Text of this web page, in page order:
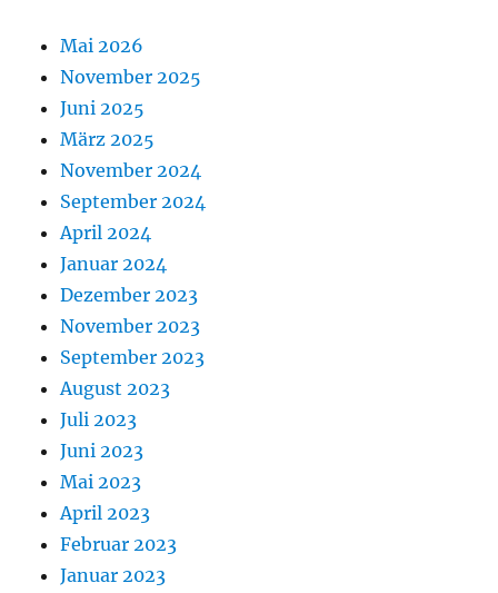
Mai 2026
November 2025
Juni 2025
März 2025
November 2024
September 2024
April 2024
Januar 2024
Dezember 2023
November 2023
September 2023
August 2023
Juli 2023
Juni 2023
Mai 2023
April 2023
Februar 2023
Januar 2023